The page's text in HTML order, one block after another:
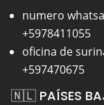
numero
+5978411055
oficina de
+597470675
🇳🇱 PAÍSES